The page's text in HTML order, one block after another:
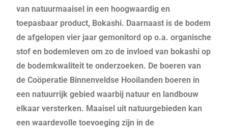
van natuurmaaisel in een hoogwaardig en
toepasbaar product, Bokashi. Daarnaast is de bodem
de afgelopen vier jaar gemonitord op o.a. organische
stof en bodemleven om zo de invloed van bokashi op
de bodemkwaliteit te onderzoeken. De boeren van
de Coöperatie Binnenveldse Hooilanden boeren in
een natuurrijk gebied waarbij natuur en landbouw
elkaar versterken. Maaisel uit natuurgebieden kan
een waardevolle toevoeging zijn in de